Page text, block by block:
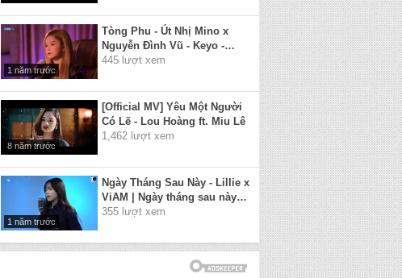
1 năm trước
Tòng Phu - Út Nhị Mino x
Nguyễn Đình Vũ - Keyo -
Cover - Quá Khó Để Chăm Lo
445 lượt xem
8 năm trước
[Official MV] Yêu Một Người
Có Lẽ - Lou Hoàng ft. Miu Lê
1,462 lượt xem
1 năm trước
Ngày Tháng Sau Này - Lillie x
ViAM | Ngày tháng sau này
phải nhớ ở bên một người
355 lượt xem